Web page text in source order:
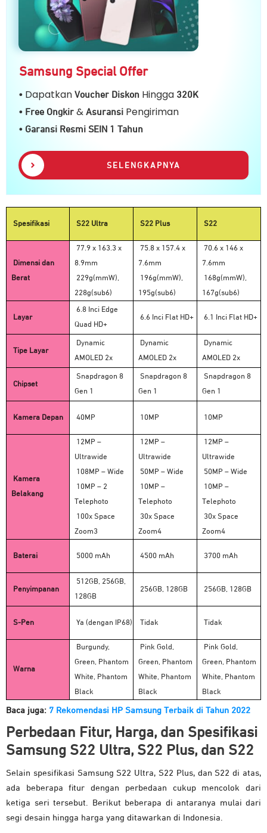
Samsung Special Offer
• Dapatkan Voucher Diskon Hingga 320K
• Free Ongkir & Asuransi Pengiriman
• Garansi Resmi SEIN 1 Tahun
SELENGKAPNYA
Spesifikasi S22 Ultra S22 Plus S22
Dimensi dan
Berat
77.9 x 163.3 x
8.9mm
229g(mmW),
228g(sub6)
75.8 x 157.4 x
7.6mm
196g(mmW),
195g(sub6)
70.6 x 146 x
7.6mm
168g(mmW),
167g(sub6)
Layar
6.8 Inci Edge
Quad HD+
6.6 Inci Flat HD+ 6.1 Inci Flat HD+
Tipe Layar
Dynamic
AMOLED 2x
Dynamic
AMOLED 2x
Dynamic
AMOLED 2x
Chipset
Snapdragon 8
Gen 1
Snapdragon 8
Gen 1
Snapdragon 8
Gen 1
Kamera Depan 40MP 10MP 10MP
Kamera
Belakang
12MP –
Ultrawide
108MP – Wide
10MP – 2
Telephoto
100x Space
Zoom3
12MP –
Ultrawide
50MP – Wide
10MP –
Telephoto
30x Space
Zoom4
12MP –
Ultrawide
50MP – Wide
10MP –
Telephoto
30x Space
Zoom4
Baterai 5000 mAh 4500 mAh 3700 mAh
Penyimpanan
512GB, 256GB,
128GB
256GB, 128GB 256GB, 128GB
S-Pen Ya (dengan IP68) Tidak Tidak
Warna
Burgundy,
Green, Phantom
White, Phantom
Black
Pink Gold,
Green, Phantom
White, Phantom
Black
Pink Gold,
Green, Phantom
White, Phantom
Black
Baca juga: 7 Rekomendasi HP Samsung Terbaik di Tahun 2022
Perbedaan Fitur, Harga, dan Spesifikasi
Samsung S22 Ultra, S22 Plus, dan S22
Selain spesifikasi Samsung S22 Ultra, S22 Plus, dan S22 di atas,
ada beberapa fitur dengan perbedaan cukup mencolok dari
ketiga seri tersebut. Berikut beberapa di antaranya mulai dari
segi desain hingga harga yang ditawarkan di Indonesia.